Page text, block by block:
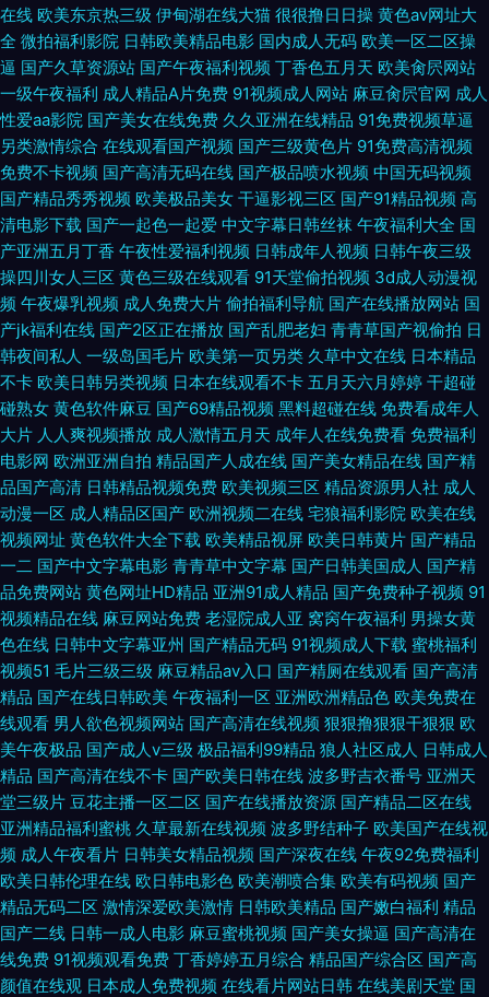
黑丝美女和人上床网站 久操成人在线 成人午夜福利在线免费 人人操网址 三
级久久岛国 精品人妻无码久久 91麻豆白丝自慰 99这里只有精品视 欧美巨大
俺去也伦理 国产探花精品日韩欧美 欧美中文日韩 成人瑟瑟无套网站 麻豆三
级片一区 日韩av北京电影网 第一精品富利大全 另类激情综合网 久久丝袜一
区二区 91禁18在线 av网站免费看在线 精品wwwwww 日韩电影Αν
在线 欧美东京热三级 伊甸湖在线大猫 很很撸日日操 黄色av网址大
全 微拍福利影院 日韩欧美精品电影 国内成人无码 欧美一区二区操
逼 国产久草资源站 国产午夜福利视频 丁香色五月天 欧美肏屄网站
一级午夜福利 成人精品A片免费 91视频成人网站 麻豆肏屄官网 成人
性爱aa影院 国产美女在线免费 久久亚洲在线精品 91免费视频草逼
另类激情综合 在线观看国产视频 国产三级黄色片 91免费高清视频
免费不卡视频 国产高清无码在线 国产极品喷水视频 中国无码视频
国产精品秀秀视频 欧美极品美女 干逼影视三区 国产91精品视频 高
清电影下载 国产一起色一起爱 中文字幕日韩丝袜 午夜福利大全 国
产亚洲五月丁香 午夜性爱福利视频 日韩成年人视频 日韩午夜三级
操四川女人三区 黄色三级在线观看 91天堂偷拍视频 3d成人动漫视
频 午夜爆乳视频 成人免费大片 偷拍福利导航 国产在线播放网站 国
产jk福利在线 国产2区正在播放 国产乱肥老妇 青青草国产视偷拍 日
韩夜间私人 一级岛国毛片 欧美第一页另类 久草中文在线 日本精品
不卡 欧美日韩另类视频 日本在线观看不卡 五月天六月婷婷 干超碰
碰熟女 黄色软件麻豆 国产69精品视频 黑料超碰在线 免费看成年人
大片 人人爽视频播放 成人激情五月天 成年人在线免费看 免费福利
电影网 欧洲亚洲自拍 精品国产人成在线 国产美女精品在线 国产精
品国产高清 日韩精品视频免费 欧美视频三区 精品资源男人社 成人
动漫一区 成人精品区国产 欧洲视频二在线 宅狼福利影院 欧美在线
视频网址 黄色软件大全下载 欧美精品视屏 欧美日韩黄片 国产精品
一二 国产中文字幕电影 青青草中文字幕 国产日韩美国成人 国产精
品免费网站 黄色网址HD精品 亚洲91成人精品 国产免费种子视频 91
视频精品在线 麻豆网站免费 老湿院成人亚 窝窉午夜福利 男操女黄
色在线 日韩中文字幕亚州 国产精品无码 91视频成人下载 蜜桃福利
视频51 毛片三级三级 麻豆精品av入口 国产精厕在线观看 国产高清
精品 国产在线日韩欧美 午夜福利一区 亚洲欧洲精品色 欧美免费在
线观看 男人欲色视频网站 国产高清在线视频 狠狠撸狠狠干狠狠 欧
美午夜极品 国产成人v三级 极品福利99精品 狼人社区成人 日韩成人
精品 国产高清在线不卡 国产欧美日韩在线 波多野吉衣番号 亚洲天
堂三级片 豆花主播一区二区 国产在线播放资源 国产精品二区在线
亚洲精品福利蜜桃 久草最新在线视频 波多野结种子 欧美国产在线视
频 成人午夜看片 日韩美女精品视频 国产深夜在线 午夜92免费福利
欧美日韩伦理在线 欧日韩电影色 欧美潮喷合集 欧美有码视频 国产
精品无码二区 激情深爱欧美激情 日韩欧美精品 国产嫩白福利 精品
国产二线 日韩一成人电影 麻豆蜜桃视频 国产美女操逼 国产高清在
线免费 91视频观看免费 丁香婷婷五月综合 精品国产综合区 国产高
颜值在线观 日本成人免费视频 在线看片网站日韩 在线美剧天堂 国